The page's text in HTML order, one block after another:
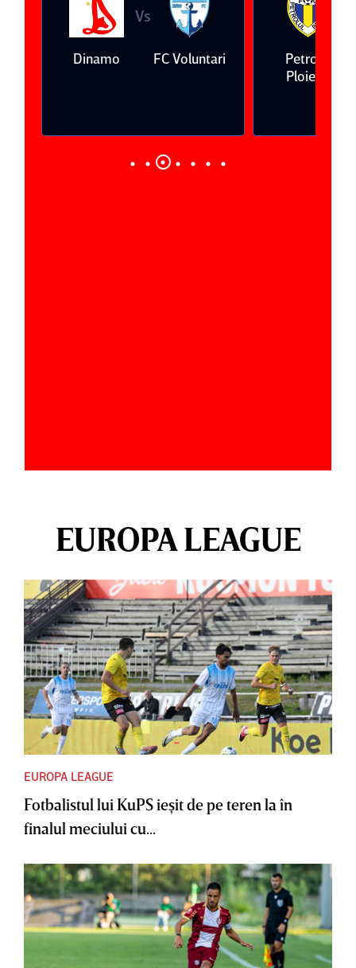
Dinamo
Vs
FC Voluntari
Petrolul
Ploieşti
EUROPA LEAGUE
EUROPA LEAGUE
Fotbalistul lui KuPS ieşit de pe teren la în
finalul meciului cu...